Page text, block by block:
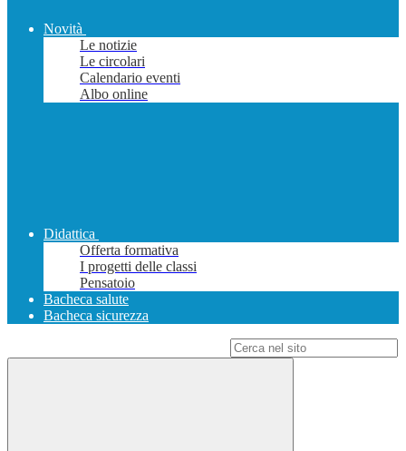
Novità
Le notizie
Le circolari
Calendario eventi
Albo online
Didattica
Offerta formativa
I progetti delle classi
Pensatoio
Bacheca salute
Bacheca sicurezza